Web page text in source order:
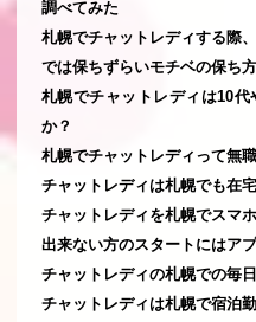
調べてみた
札幌でチャットレディする際
では保ちずらいモチベの保ち
札幌でチャットレディは10
か？
札幌でチャットレディって無
チャットレディは札幌でも在
チャットレディを札幌でスマ
出来ない方のスタートにはア
チャットレディの札幌での毎
チャットレディは札幌で宿泊